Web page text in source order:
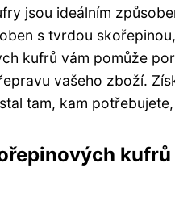
jsou ideálním
s tvrdou
kufrů vám pomůže
vašeho zboží.
tam, kam
kufrů